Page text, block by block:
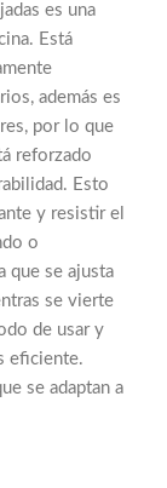
es una
Está
además es
por lo que
reforzado
Esto
y resistir el
o
que se ajusta
se vierte
de usar y
eficiente.
se adaptan a